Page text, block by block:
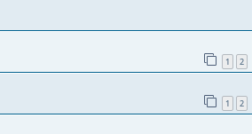
1 2
1 2